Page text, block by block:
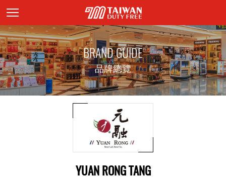
頁面主標題
BRAND GUIDE
品牌總覽
YUAN RONG TANG